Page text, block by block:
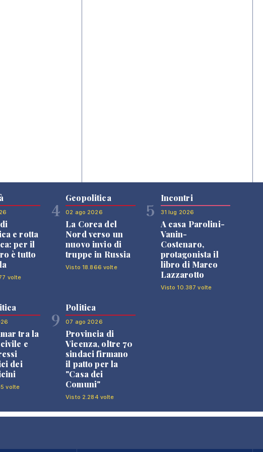
e rotta
per il
è tutto
volte
4
Geopolitica
02 ago 2026
La Corea del
Nord verso un
nuovo invio di
truppe in Russia
Visto 18.866 volte
5
Incontri
31 lug 2026
A casa Parolini-
Vanin-
Costenaro,
protagonista il
libro di Marco
Lazzarotto
Visto 10.387 volte
tra la
e
dei
volte
9
Politica
07 ago 2026
Provincia di
Vicenza, oltre 70
sindaci firmano
il patto per la
"Casa dei
Comuni"
Visto 2.284 volte